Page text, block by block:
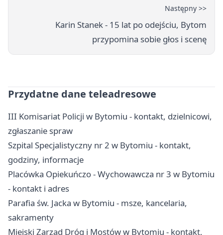
Następny >>
Karin Stanek - 15 lat po odejściu, Bytom
przypomina sobie głos i scenę
Przydatne dane teleadresowe
III Komisariat Policji w Bytomiu - kontakt, dzielnicowi,
zgłaszanie spraw
Szpital Specjalistyczny nr 2 w Bytomiu - kontakt,
godziny, informacje
Placówka Opiekuńczo - Wychowawcza nr 3 w Bytomiu
- kontakt i adres
Parafia św. Jacka w Bytomiu - msze, kancelaria,
sakramenty
Miejski Zarząd Dróg i Mostów w Bytomiu - kontakt,